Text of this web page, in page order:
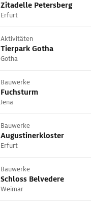
Zitadelle Petersberg
Erfurt
Aktivitäten
Tierpark Gotha
Gotha
Bauwerke
Fuchsturm
Jena
Bauwerke
Augustinerkloster
Erfurt
Bauwerke
Schloss Belvedere
Weimar